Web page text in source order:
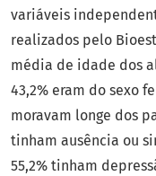
variáveis
realizados pelo
média de idade dos
43,2% eram do sexo
moravam longe dos
tinham ausência ou
55,2% tinham